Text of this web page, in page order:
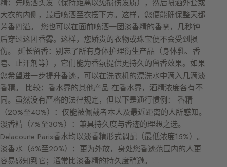
精：先喷洒头发（保持距离以免损伤发质），然后喷洒外套或
大衣的内侧，最后喷洒至衣摆下方。这样，您便能确保整天都
芳香四溢。 您也可以在面前喷洒一团淡香精的香雾，几秒钟
后穿过这团香雾。这样，您娇贵的衣物或珠宝便不会受到损
伤。 延长留香：别忘了所有身体护理衍生产品（身体乳、香
皂、止汗剂等），它们能为香氛提供更持久的留香效果。如果
您希望进一步提升香迹，可以在洗衣机的漂洗水中滴入几滴淡
香精。 比较：香水界的其他产品 在香水界，酒精浓度各有不
同。虽然没有严格的法律规定，但以下是通行惯例： 香精
（20%至40%）：仅能被佩戴者本人及最近距离的人所感知。
淡香精（7%至30%）：兼具持久度与香迹的理想之选。
Delacourte Paris香水均以淡香精形式调配（最低浓度15%）。
淡香水（6%至20%）：更为外放，身处您香迹范围内的人更
容易感知到它；通常比淡香精的持久度稍逊。…